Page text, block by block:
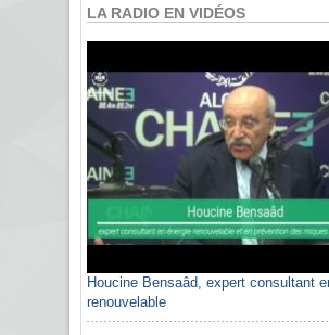
LA RADIO EN VIDÉOS
Houcine Bensaâd, expert consultant
renouvelable
Sami Agli, président de la
algérienne du patronat citoyen CAPC